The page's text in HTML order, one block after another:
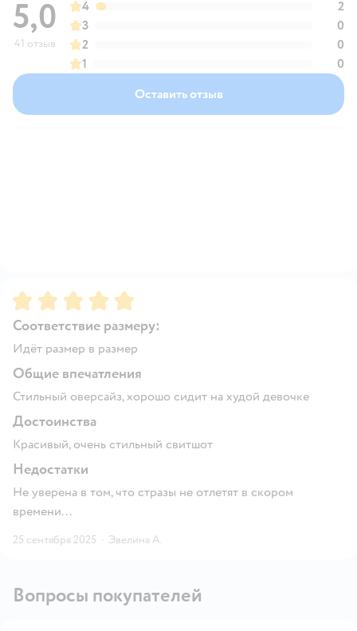
5,0
41 отзыв
4
2
3
0
2
0
1
0
Оставить отзыв
Рейтинг:5
Соответствие размеру:
Идёт размер в размер
Общие впечатления
Стильный оверсайз, хорошо сидит на худой девочке
Достоинства
Красивый, очень стильный свитшот
Недостатки
Не уверена в том, что стразы не отлетят в скором
времени...
25 сентября 2025 · Эвелина А.
Вопросы покупателей